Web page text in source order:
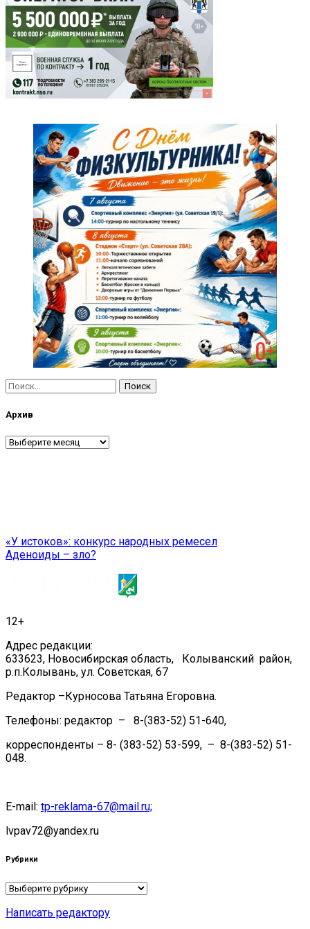
Найти:
Архив
Архив
Навигация
по
«У истоков»: конкурс народных ремесел
Аденоиды – зло?
12+
Адрес редакции:
633623, Новосибирская область, Колыванский район,
р.п.Колывань, ул. Советская, 67
Редактор –Курносова Татьяна Егоровна.
Телефоны: редактор – 8-(383-52) 51-640,
корреспонденты – 8- (383-52) 53-599, – 8-(383-52) 51-
048.
E-mail: tp-reklama-67@mail.ru;
lvpav72@yandex.ru
Рубрики
Рубрики
Написать редактору